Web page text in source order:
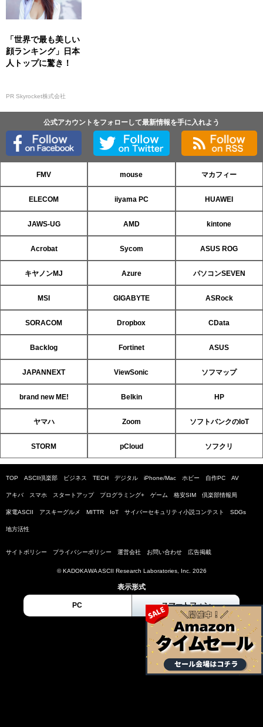
「世界で最も美しい
顔ランキング」日本
人トップに驚き！
PR Skyrocket株式会社
公式アカウントをフォローして最新情報を手に入れよう
FMV mouse マカフィー
ELECOM iiyama PC HUAWEI
JAWS-UG AMD kintone
Acrobat Sycom ASUS ROG
キヤノンMJ Azure パソコンSEVEN
MSI GIGABYTE ASRock
SORACOM Dropbox CData
Backlog Fortinet ASUS
JAPANNEXT ViewSonic ソフマップ
brand new ME! Belkin HP
ヤマハ Zoom ソフトバンクのIoT
STORM pCloud ソフクリ
TOP ASCII倶楽部 ビジネス TECH デジタル iPhone/Mac ホビー 自作PC AV
アキバ スマホ スタートアップ プログラミング+ ゲーム 格安SIM 倶楽部情報局
家電ASCII アスキーグルメ MITTR IoT サイバーセキュリティ小説コンテスト SDGs
地方活性
サイトポリシー プライバシーポリシー 運営会社 お問い合わせ 広告掲載
© KADOKAWA ASCII Research Laboratories, Inc. 2026
表示形式
PC スマートフォン